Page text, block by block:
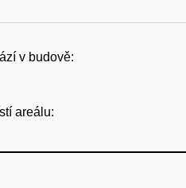
v budově:
areálu: